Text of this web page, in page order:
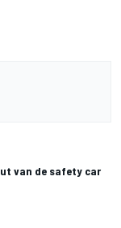
van de safety car